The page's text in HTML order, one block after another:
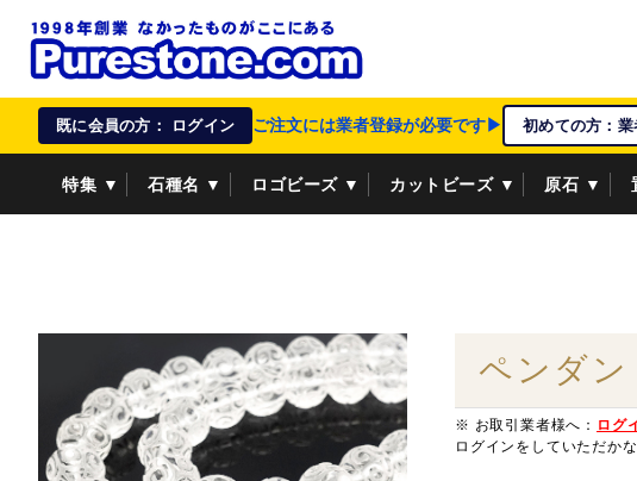
既に会員の方： ログイン ご注文には業者登録が必要です▶ 初めての方：業
特集 ▼ 石種名 ▼ ロゴビーズ ▼ カットビーズ ▼ 原石 ▼
ペンダ
※ お取引業者様へ： ログ
ログインをしていただか